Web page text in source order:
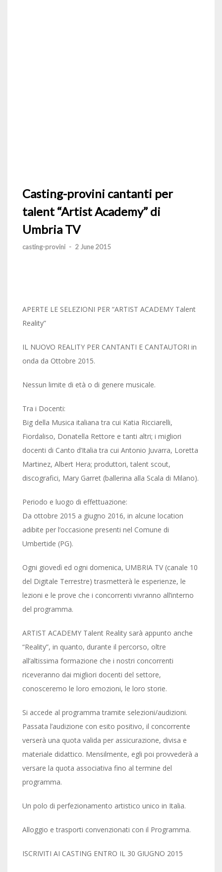
Casting-provini cantanti per
talent “Artist Academy” di
Umbria TV
casting-provini - 2 June 2015
APERTE LE SELEZIONI PER “ARTIST ACADEMY Talent
Reality”
IL NUOVO REALITY PER CANTANTI E CANTAUTORI in
onda da Ottobre 2015.
Nessun limite di età o di genere musicale.
Tra i Docenti:
Big della Musica italiana tra cui Katia Ricciarelli,
Fiordaliso, Donatella Rettore e tanti altri; i migliori
docenti di Canto d’Italia tra cui Antonio Juvarra, Loretta
Martinez, Albert Hera; produttori, talent scout,
discografici, Mary Garret (ballerina alla Scala di Milano).
Periodo e luogo di effettuazione:
Da ottobre 2015 a giugno 2016, in alcune location
adibite per l’occasione presenti nel Comune di
Umbertide (PG).
Ogni giovedì ed ogni domenica, UMBRIA TV (canale 10
del Digitale Terrestre) trasmetterà le esperienze, le
lezioni e le prove che i concorrenti vivranno all’interno
del programma.
ARTIST ACADEMY Talent Reality sarà appunto anche
“Reality”, in quanto, durante il percorso, oltre
all’altissima formazione che i nostri concorrenti
riceveranno dai migliori docenti del settore,
conosceremo le loro emozioni, le loro storie.
Si accede al programma tramite selezioni/audizioni.
Passata l’audizione con esito positivo, il concorrente
verserà una quota valida per assicurazione, divisa e
materiale didattico. Mensilmente, egli poi provvederà a
versare la quota associativa fino al termine del
programma.
Un polo di perfezionamento artistico unico in Italia.
Alloggio e trasporti convenzionati con il Programma.
ISCRIVITI AI CASTING ENTRO IL 30 GIUGNO 2015